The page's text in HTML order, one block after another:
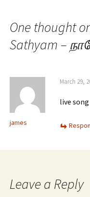
One thought
Sathyam –
james
March 29,
live song
Leave a Reply